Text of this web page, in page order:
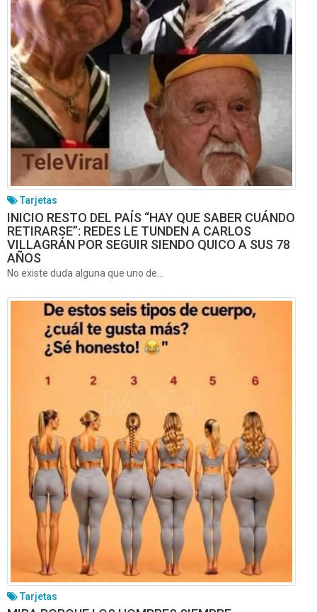
Tarjetas
INICIO RESTO DEL PAÍS “HAY QUE SABER CUÁNDO
RETIRARSE”: REDES LE TUNDEN A CARLOS
VILLAGRÁN POR SEGUIR SIENDO QUICO A SUS 78
AÑOS
No existe duda alguna que uno de...
Tarjetas